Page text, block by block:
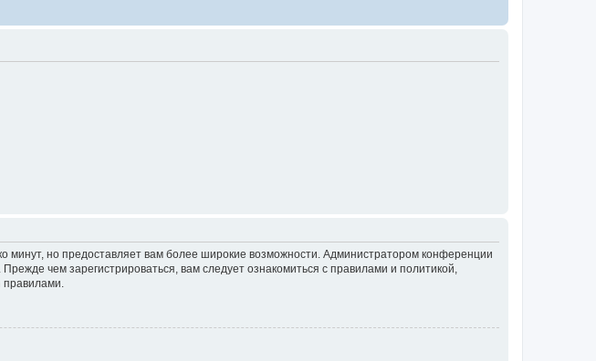
минут, но предоставляет вам более широкие возможности. Администратором конференции
чем зарегистрироваться, вам следует ознакомиться с правилами и политикой,
правилами.